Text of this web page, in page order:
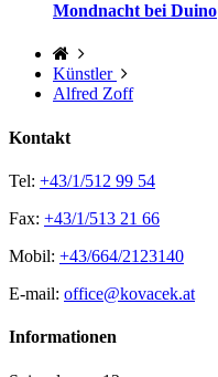
Mondnacht bei Duino
Künstler
Alfred Zoff
Kontakt
Tel: +43/1/512 99 54
Fax: +43/1/513 21 66
Mobil: +43/664/2123140
E-mail: office@kovacek.at
Informationen